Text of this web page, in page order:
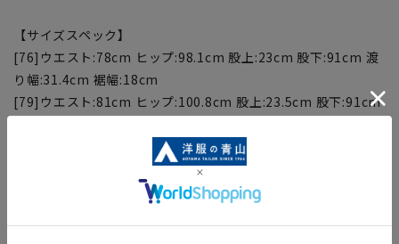
【サイズスペック】
[76]ウエスト:78cm ヒップ:98.1cm 股上:23cm 股下:91cm 渡
り幅:31.4cm 裾幅:18cm
[79]ウエスト:81cm ヒップ:100.8cm 股上:23.5cm 股下:91cm
[82]ウエスト:84cm ヒップ:103.5cm 股上:24cm 股下:91cm
渡り幅:32.8cm 裾幅:18.8cm
[85]ウエスト:87cm ヒップ:106.2cm 股上:24.5cm 股下:91cm